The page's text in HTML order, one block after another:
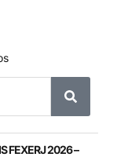
FEXERJ 2026 –